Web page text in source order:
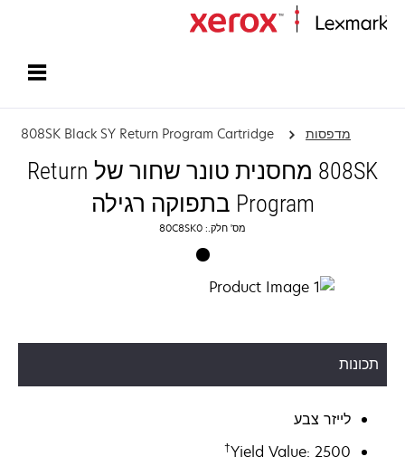
מדפסות 808SK Black SY Return Program Cartridge
808SK מחסנית טונר שחור של Return
Program בתפוקה רגילה
מס' חלק.: 80C8SK0
תכונות
לייזר צבע
Yield Value: 2500
†